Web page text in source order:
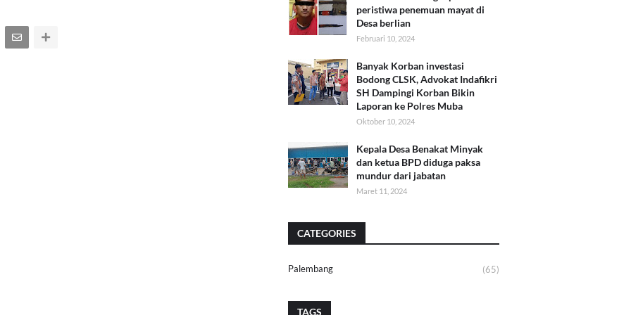
peristiwa penemuan mayat di
Desa berlian
Februari 10, 2024
Banyak Korban investasi
Bodong CLSK, Advokat Indafikri
SH Dampingi Korban Bikin
Laporan ke Polres Muba
Oktober 10, 2024
Kepala Desa Benakat Minyak
dan ketua BPD diduga paksa
mundur dari jabatan
Maret 11, 2024
CATEGORIES
Palembang (65)
TAGS